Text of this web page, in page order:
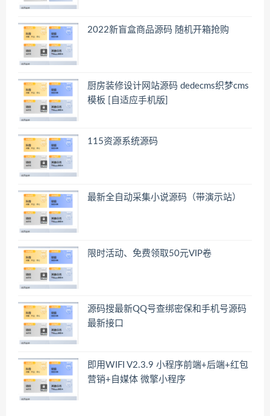
2022新盲盒商品源码 随机开箱抢购
厨房装修设计网站源码 dedecms织梦cms
模板 [自适应手机版]
115资源系统源码
最新全自动采集小说源码（带演示站）
限时活动、免费领取50元VIP卷
源码搜最新QQ号查绑密保和手机号源码
最新接口
即用WIFI V2.3.9 小程序前端+后端+红包
营销+自媒体 微擎小程序